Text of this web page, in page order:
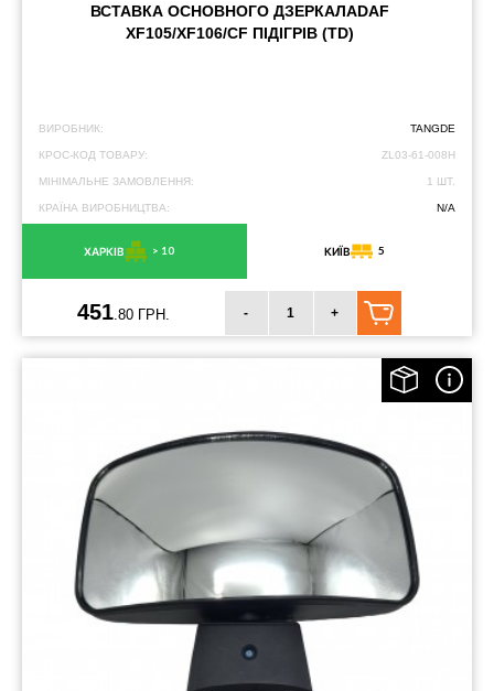
ВСТАВКА ОСНОВНОГО ДЗЕРКАЛАDAF
XF105/XF106/CF ПІДІГРІВ (TD)
ВИРОБНИК: TANGDE
КРОС-КОД ТОВАРУ: ZL03-61-008H
МІНІМАЛЬНЕ ЗАМОВЛЕННЯ: 1 ШТ.
КРАЇНА ВИРОБНИЦТВА: N/A
ХАРКІВ > 10 КИЇВ 5
451.80 ГРН. - +